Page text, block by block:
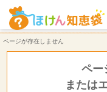
ページが存在しません | ほけん知恵袋
ページが存在しません
ペー
または